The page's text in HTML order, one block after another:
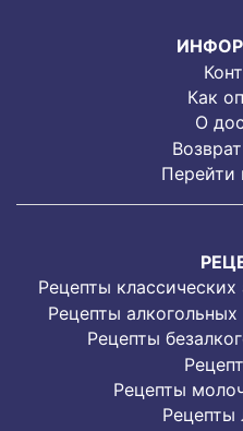
Как
О
Перейти
Рецепты
Рецепты
Рецепты
Рецепты
Рецепты